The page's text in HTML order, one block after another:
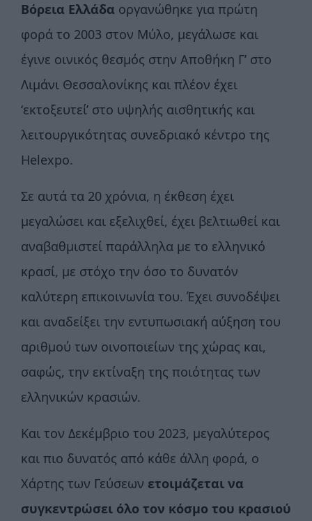
Βόρεια Ελλάδα οργανώθηκε για πρώτη
φορά το 2003 στον Μύλο, μεγάλωσε και
έγινε οινικός θεσμός στην Αποθήκη Γ’ στο
Λιμάνι Θεσσαλονίκης και πλέον έχει
‘εκτοξευτεί’ στο υψηλής αισθητικής και
λειτουργικότητας συνεδριακό κέντρο της
Helexpo.
Σε αυτά τα 20 χρόνια, η έκθεση έχει
μεγαλώσει και εξελιχθεί, έχει βελτιωθεί και
αναβαθμιστεί παράλληλα με το ελληνικό
κρασί, με στόχο την όσο το δυνατόν
καλύτερη επικοινωνία του. Έχει συνοδέψει
και αναδείξει την εντυπωσιακή αύξηση του
αριθμού των οινοποιείων της χώρας και,
σαφώς, την εκτίναξη της ποιότητας των
ελληνικών κρασιών.
Και τον Δεκέμβριο του 2023, μεγαλύτερος
και πιο δυνατός από κάθε άλλη φορά, ο
Χάρτης των Γεύσεων ετοιμάζεται να
συγκεντρώσει όλο τον κόσμο του κρασιού